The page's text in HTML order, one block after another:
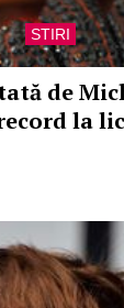
STIRI
de
la